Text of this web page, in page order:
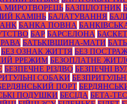
МИРОТВОРЕЦЬ БАЗПІЛОТНИК
КАМІНЬ БАЛАТУВАННЯ
БАНКА ПОВНА
БАР БАРСЕЛОНА
БАТЬКІВЩИНА-МАТИ
БЕЗ ОЗНАК ЖИТТЯ БЕЗ
РРЕЖИМ БЕЗОПЛАТНЕ
БЕЗПЕЧНЕ РІЗДВО БЕЗПЕЧНІ
СОБАКИ
ПОРТ
ПОДУШКИ БЕСІДА БЕТА-